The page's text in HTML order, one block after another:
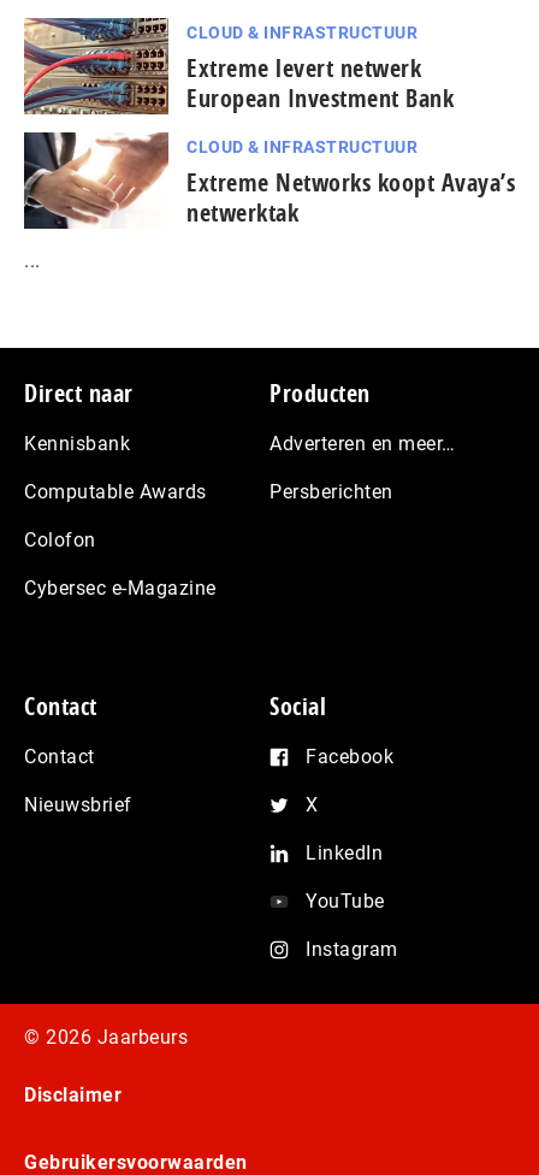
CLOUD & INFRASTRUCTUUR
Extreme levert netwerk
European Investment Bank
CLOUD & INFRASTRUCTUUR
Extreme Networks koopt Avaya’s
netwerktak
...
Footer
Direct naar
Kennisbank
Computable Awards
Colofon
Cybersec e-Magazine
Producten
Adverteren en meer…
Persberichten
Contact
Contact
Nieuwsbrief
Social
Facebook
X
LinkedIn
YouTube
Instagram
© 2026 Jaarbeurs
Disclaimer
Gebruikersvoorwaarden